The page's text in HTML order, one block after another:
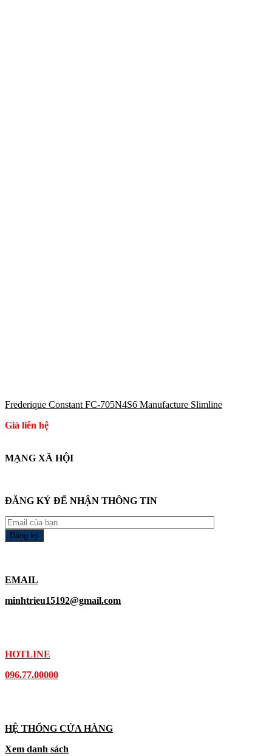
Frederique Constant FC-705N4S6 Manufacture Slimline
Giá liên hệ
MẠNG XÃ HỘI
ĐĂNG KÝ ĐỂ NHẬN THÔNG TIN
EMAIL
minhtrieu15192@gmail.com
HOTLINE
096.77.00000
HỆ THỐNG CỬA HÀNG
Xem danh sách